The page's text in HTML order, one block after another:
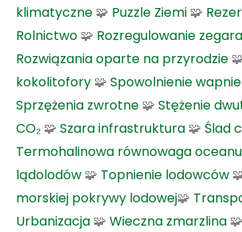
klimatyczne 🧩 Puzzle Ziemi 🧩
Rolnictwo 🧩 Rozregulowanie
Rozwiązania oparte na przyrodzie
kokolitofory 🧩 Spowolnienie
Sprzężenia zwrotne 🧩 Stężenie
CO₂ 🧩 Szara infrastruktura 🧩 Ślad
Termohalinowa równowaga oceanu
lądolodów 🧩 Topnienie lodowców
morskiej pokrywy lodowej🧩
Urbanizacja 🧩 Wieczna zmarzlina 🧩